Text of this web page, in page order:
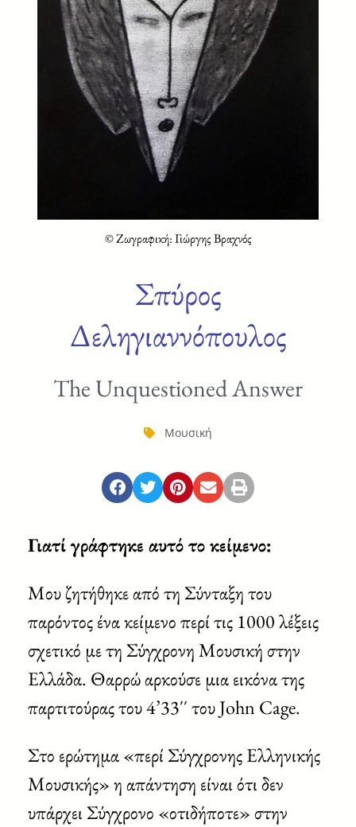
© Ζωγραφική: Γιώργης Βραχνός
Σπύρος
Δεληγιαννόπουλος
The Unquestioned Answer
Μουσική
Γιατί γράφτηκε αυτό το κείμενο:
Μου ζητήθηκε από τη Σύνταξη του
παρόντος ένα κείμενο περί τις 1000 λέξεις
σχετικό με τη Σύγχρονη Μουσική στην
Ελλάδα. Θαρρώ αρκούσε μια εικόνα της
παρτιτούρας του 4’33΄΄ του John Cage.
Στο ερώτημα «περί Σύγχρονης Ελληνικής
Μουσικής» η απάντηση είναι ότι δεν
υπάρχει Σύγχρονο «οτιδήποτε» στην